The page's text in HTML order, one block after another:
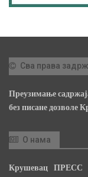
Сва права
Преузимање
без писане
О нама
Крушевац ПРЕСС